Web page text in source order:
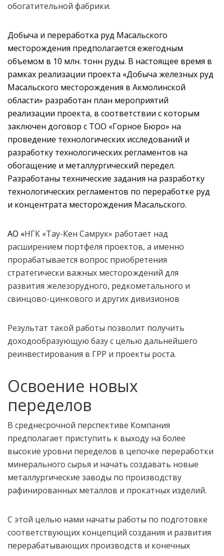
обогатительной фабрики.
Добыча и переработка руд Масальского
месторождения предполагается ежегодным
объемом в 10 млн. тонн руды. В настоящее время в
рамках реализации проекта «Добыча железных руд
Масальского месторождения в Акмолинской
области» разработан план мероприятий
реализации проекта, в соответствии с которым
заключен договор с ТОО «Горное Бюро» на
проведение технологических исследований и
разработку технологических регламентов на
обогащение и металлургический передел.
Разработаны технические задания на разработку
технологических регламентов по переработке руд
и концентрата месторождения Масальского.
АО «НГК «Тау-Кен Самрук» работает над
расширением портфеля проектов, а именно
прорабатывается вопрос приобретения
стратегически важных месторождений для
развития железорудного, редкометального и
свинцово-цинкового и других дивизионов
Результат такой работы позволит получить
доходообразующую базу с целью дальнейшего
реинвестирования в ГРР и проекты роста.
Освоение новых
переделов
В среднесрочной перспективе Компания
предполагает приступить к выходу на более
высокие уровни переделов в цепочке переработки
минерального сырья и начать создавать новые
металлургические заводы по производству
рафинированных металлов и прокатных изделий.
С этой целью нами начаты работы по подготовке
соответствующих концепций создания и развития
перерабатывающих производств и конечных